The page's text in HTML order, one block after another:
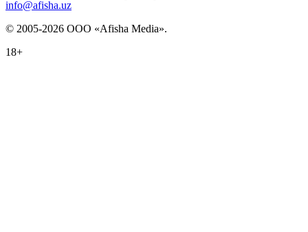
info@afisha.uz
© 2005-2026 ООО «Afisha Media».
18+